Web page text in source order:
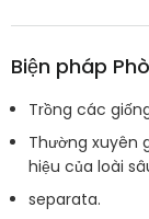
Biện pháp
Trồng các
Thường xuyên
hiệu của loài
separata.